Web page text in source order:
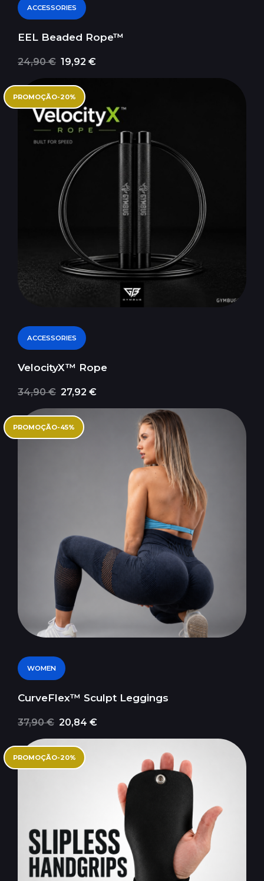
ACCESSORIES
EEL Beaded Rope™
24,90 € 19,92 €
PROMOÇÃO-20%
ACCESSORIES
VelocityX™ Rope
34,90 € 27,92 €
PROMOÇÃO-45%
WOMEN
CurveFlex™ Sculpt Leggings
37,90 € 20,84 €
PROMOÇÃO-20%